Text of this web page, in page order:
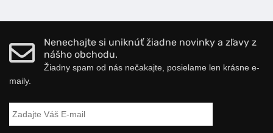
Nenechajte si uniknúť žiadne novinky a zľavy z
nášho obchodu.
Žiadny spam od nás nečakajte, posielame len krásne e-
maily.